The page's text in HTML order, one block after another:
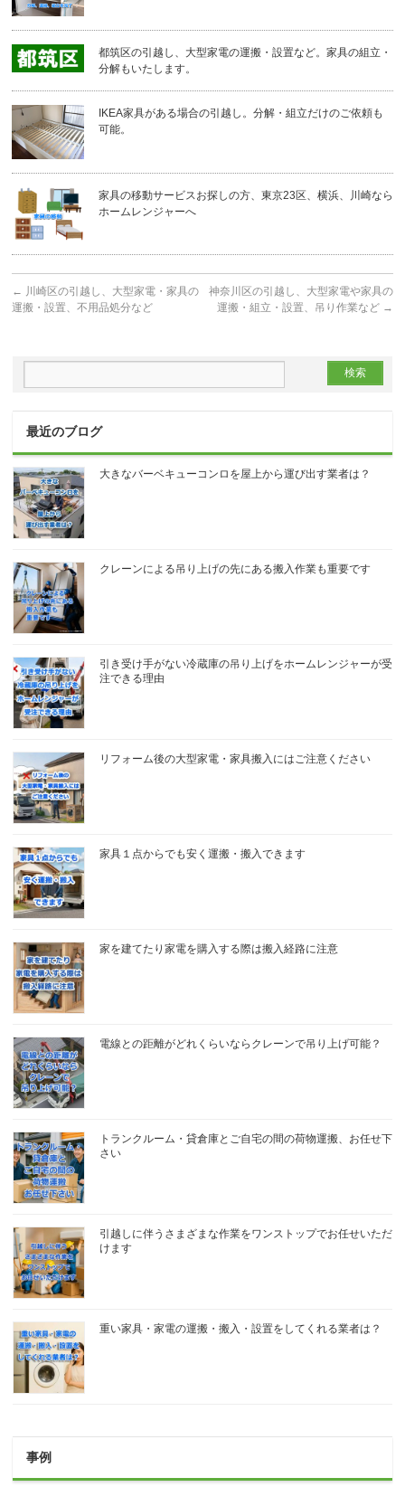
都筑区の引越し、大型家電の運搬・設置など。家具の組立・
分解もいたします。
IKEA家具がある場合の引越し。分解・組立だけのご依頼も
可能。
家具の移動サービスお探しの方、東京23区、横浜、川崎なら
ホームレンジャーへ
← 川崎区の引越し、大型家電・家具の
運搬・設置、不用品処分など
神奈川区の引越し、大型家電や家具の
運搬・組立・設置、吊り作業など →
最近のブログ
大きなバーベキューコンロを屋上から運び出す業者は？
クレーンによる吊り上げの先にある搬入作業も重要です
引き受け手がない冷蔵庫の吊り上げをホームレンジャーが受
注できる理由
リフォーム後の大型家電・家具搬入にはご注意ください
家具１点からでも安く運搬・搬入できます
家を建てたり家電を購入する際は搬入経路に注意
電線との距離がどれくらいならクレーンで吊り上げ可能？
トランクルーム・貸倉庫とご自宅の間の荷物運搬、お任せ下
さい
引越しに伴うさまざまな作業をワンストップでお任せいただ
けます
重い家具・家電の運搬・搬入・設置をしてくれる業者は？
事例